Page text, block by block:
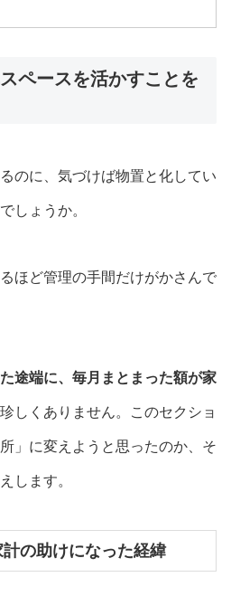
ペースを活かすことを
のに、気づけば物置と化してい
しょうか。
ほど管理の手間だけがかさんで
途端に、毎月まとまった額が家
しくありません。このセクショ
」に変えようと思ったのか、そ
します。
の助けになった経緯